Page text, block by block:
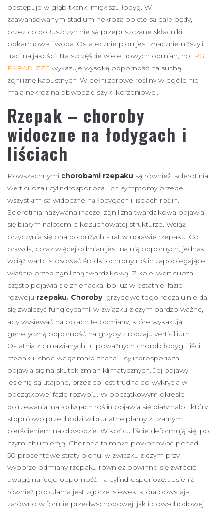
postępuje w głąb tkanki miękiszu łodyg. W
zaawansowanym stadium nekrozą objęte są całe pędy,
przez co do łuszczyn nie są przepuszczane składniki
pokarmowe i woda. Ostatecznie plon jest znacznie niższy i
traci na jakości. Na szczęście wiele nowych odmian, np. RGT
PARADIZZE wykazuje wysoką odporność na suchą
zgniliznę kapustnych. W pełni zdrowe rośliny w ogóle nie
mają nekroz na obwodzie szyjki korzeniowej.
Rzepak – choroby
widoczne na łodygach i
liściach
Powszechnymi chorobami rzepaku są również: sclerotinia,
werticilioza i cylindrosporioza. Ich symptomy przede
wszystkim są widoczne na łodygach i liściach roślin.
Sclerotinia nazywana inaczej zgnilizna twardzikowa objawia
się białym nalotem o kożuchowatej strukturze. Wciąż
przyczynia się ona do dużych strat w uprawie rzepaku. Co
prawda, coraz więcej odmian jest na nią odpornych, jednak
wciąż warto stosować środki ochrony roślin zapobiegające
właśnie przed zgnilizną twardzikową. Z kolei werticilioza
często pojawia się znienacka, bo już w ostatniej fazie
rozwoju rzepaku. Chorobygrzybowe tego rodzaju nie da
się zwalczyć fungicydami, w związku z czym bardzo ważne,
aby wysiewać na polach te odmiany, które wykazują
genetyczną odporność na grzyby z rodzaju verticillium.
Ostatnia z omawianych tu poważnych chorób łodyg i liści
rzepaku, choć wciąż mało znana – cylindrosporioza –
pojawia się na skutek zmian klimatycznych. Jej objawy
jesienią są utajone, przez co jest trudna do wykrycia w
początkowej fazie rozwoju. W początkowym okresie
dojrzewania, na łodygach roślin pojawia się biały nalot, który
stopniowo przechodzi w brunatne plamy z czarnym
pierścieniem na obwodzie. W końcu liście deformują się, po
czym obumierają. Choroba ta może powodować ponad
50-procentowe straty plonu, w związku z czym przy
wyborze odmiany rzepaku również powinno się zwrócić
uwagę na jego odporność na cylindrosporiozę. Jesienią
również popularna jest zgorzel siewek, która powstaje
zarówno w formie przedwschodowej, jak i powschodowej.